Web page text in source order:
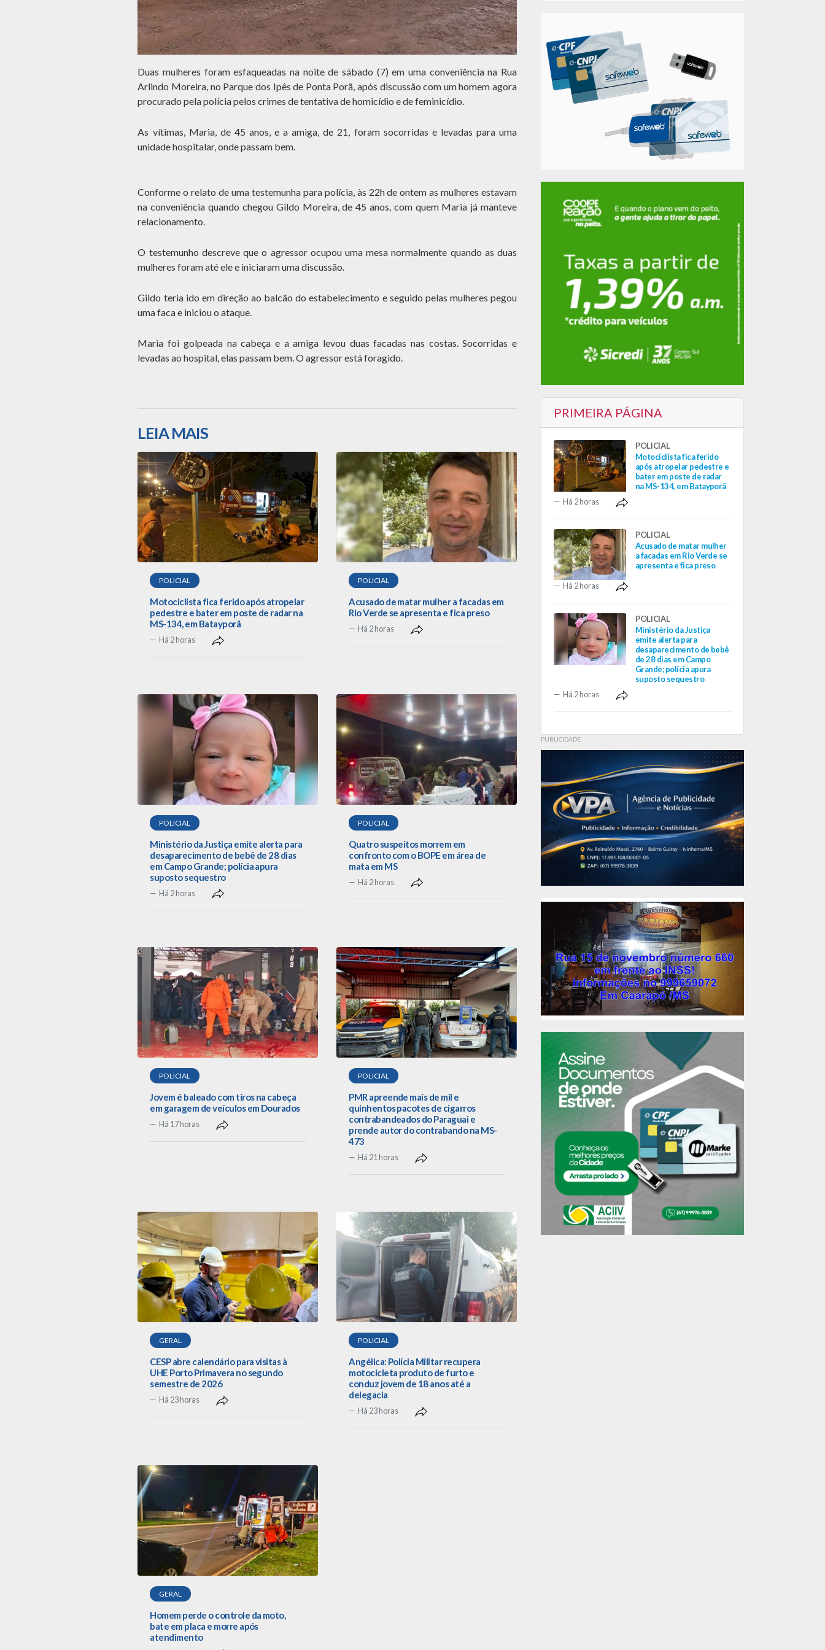
Duas mulheres foram esfaqueadas na noite de sábado (7) em uma conveniência na Rua
Arlindo Moreira, no Parque dos Ipês de Ponta Porã, após discussão com um homem agora
procurado pela polícia pelos crimes de tentativa de homicídio e de feminicídio.
As vítimas, Maria, de 45 anos, e a amiga, de 21, foram socorridas e levadas para uma
unidade hospitalar, onde passam bem.
Conforme o relato de uma testemunha para polícia, às 22h de ontem as mulheres estavam
na conveniência quando chegou Gildo Moreira, de 45 anos, com quem Maria já manteve
relacionamento.
O testemunho descreve que o agressor ocupou uma mesa normalmente quando as duas
mulheres foram até ele e iniciaram uma discussão.
Gildo teria ido em direção ao balcão do estabelecimento e seguido pelas mulheres pegou
uma faca e iniciou o ataque.
Maria foi golpeada na cabeça e a amiga levou duas facadas nas costas. Socorridas e
levadas ao hospital, elas passam bem. O agressor está foragido.
LEIA MAIS
POLICIAL
Motociclista fica ferido após atropelar
pedestre e bater em poste de radar na
MS-134, em Batayporã
Há 2 horas
POLICIAL
Acusado de matar mulher a facadas em
Rio Verde se apresenta e fica preso
Há 2 horas
POLICIAL
Ministério da Justiça emite alerta para
desaparecimento de bebê de 28 dias
em Campo Grande; polícia apura
suposto sequestro
Há 2 horas
POLICIAL
Quatro suspeitos morrem em
confronto com o BOPE em área de
mata em MS
Há 2 horas
POLICIAL
Jovem é baleado com tiros na cabeça
em garagem de veículos em Dourados
Há 17 horas
POLICIAL
PMR apreende maís de mil e
quinhentos pacotes de cigarros
contrabandeados do Paraguai e
prende autor do contrabando na MS-
473
Há 21 horas
GERAL
CESP abre calendário para visitas à
UHE Porto Primavera no segundo
semestre de 2026
Há 23 horas
POLICIAL
Angélica: Polícia Militar recupera
motocicleta produto de furto e
conduz jovem de 18 anos até a
delegacia
Há 23 horas
GERAL
Homem perde o controle da moto,
bate em placa e morre após
atendimento
PRIMEIRA PÁGINA
POLICIAL
Motociclista fica ferido
após atropelar pedestre e
bater em poste de radar
na MS-134, em Batayporã
Há 2 horas
POLICIAL
Acusado de matar mulher
a facadas em Rio Verde se
apresenta e fica preso
Há 2 horas
POLICIAL
Ministério da Justiça
emite alerta para
desaparecimento de bebê
de 28 dias em Campo
Grande; polícia apura
suposto sequestro
Há 2 horas
PUBLICIDADE